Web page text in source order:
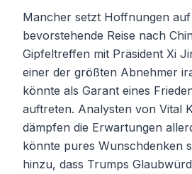
Mancher setzt Hoffnungen
bevorstehende Reise nach
Gipfeltreffen mit Präsident Xi
einer der größten Abnehmer
könnte als Garant eines
auftreten. Analysten von Vital
dämpfen die Erwartungen
könnte pures Wunschdenken
hinzu, dass Trumps